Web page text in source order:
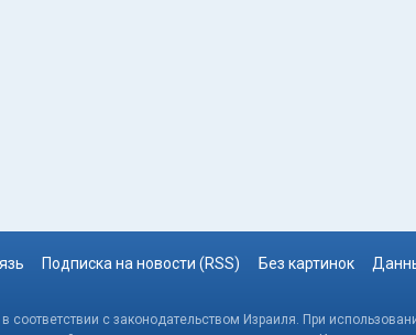
Подписка на новости (RSS) Без картинок
с законодательством Израиля. При